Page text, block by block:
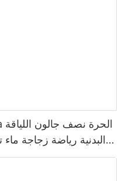
البدنية رياضة زجاجة